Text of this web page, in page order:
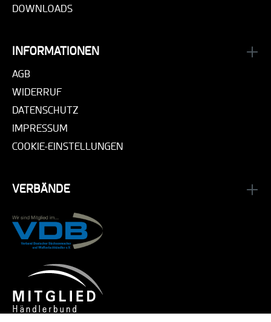
DOWNLOADS
INFORMATIONEN
AGB
WIDERRUF
DATENSCHUTZ
IMPRESSUM
COOKIE-EINSTELLUNGEN
VERBÄNDE